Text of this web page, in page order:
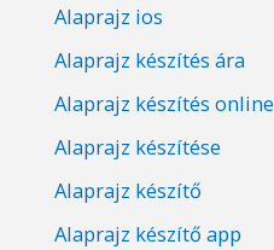
Alaprajz ios
Alaprajz készítés ára
Alaprajz készítés online
Alaprajz készítése
Alaprajz készítő
Alaprajz készítő app